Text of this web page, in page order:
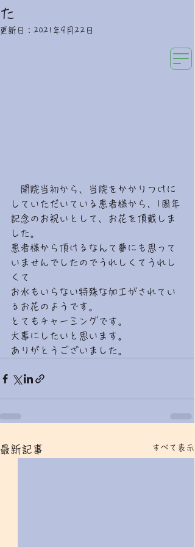
小児科専門・新生児内科専門医のクリニック
た
更新日： 2021年9月22日
開院当初から、当院をかかりつけに
していただいている患者様から、1周年
記念のお祝いとして、お花を頂戴しま
した。
患者様から頂けるなんて夢にも思って
いませんでしたのでうれしくてうれし
くて
お水もいらない特殊な加工がされてい
るお花のようです。
とてもチャーミングです。
大事にしたいと思います。
ありがとうございました。
最新記事 すべて表示